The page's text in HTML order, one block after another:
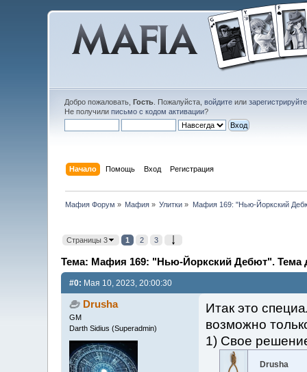
Добро пожаловать, Гость. Пожалуйста, войдитеили
Не получили письмо с кодом активации?
Начало Помощь Вход Регистрация
Мафия Форум » Мафия » Улитки » Мафия 169: "Нью-Йоркский
Страницы 3 1 2 3
Тема: Мафия 169: "Нью-Йоркский Дебют". Тема
#0: Мая 10, 2023, 20:00:30
Drusha
GM
Darth Sidius (Superadmin)
Итак это
возможно
1) Свое
Drusha